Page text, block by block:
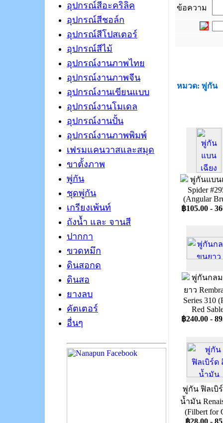
อุปกรณ์สีอะคริลิค
อุปกรณ์สีชอล์ก
อุปกรณ์สีโปสเตอร์
อุปกรณ์สีไม้
อุปกรณ์งานภาพไทย
อุปกรณ์งานภาพจีน
อุปกรณ์งานเขียนแบบ
อุปกรณ์งานโมเดล
อุปกรณ์งานปั้น
อุปกรณ์งานภาพพิมพ์
เฟรมแคนวาสและสมุด
ขาตั้งภาพ
พู่กัน
ชุดพู่กัน
เกรียงเพ้นท์
ถังน้ำ และ จานสี
ปากกา
ขวดหมึก
ดินสอกด
ดินสอ
ยางลบ
คัตเตอร์
อื่นๆ
ข้อความ
หมวด: พู่กัน
พู่กันแบน
Spider
(Angular
฿105.00 -
พู่กันกล
ยาว
Series 310
Red
฿240.00 -
พู่กัน ฟิลเบิ
น้ำมัน
(Filbert for
฿28.00 -